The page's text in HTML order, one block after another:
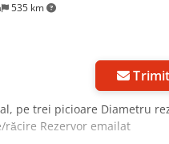
535 km
pe trei picioare Diametru
Rezervor emailat